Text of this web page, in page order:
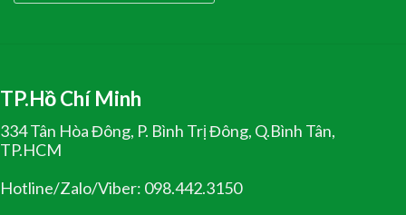
TP.Hồ Chí Minh
334 Tân Hòa Đông, P. Bình Trị Đông, Q.Bình Tân,
TP.HCM
Hotline/Zalo/Viber: 098.442.3150